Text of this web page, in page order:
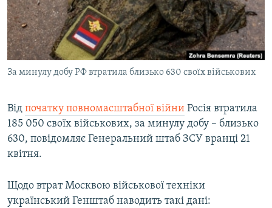
ВІДЕОУРОКИ «ELIFBE»
СВІДЧЕННЯ ОКУПАЦІЇ
УКРАЇНСЬКА ПРОБЛЕМА КРИМУ
ІНФОГРАФІКА
Русский
Qırımtatar
ДОЛУЧАЙСЯ!
Усі сайти RFE/RL
За минулу добу РФ втратила близько 630 своїх військових
Від початку повномасштабної війни Росія втратила
185 050 своїх військових, за минулу добу – близько
630, повідомляє Генеральний штаб ЗСУ вранці 21
квітня.
Щодо втрат Москвою військової техніки
український Генштаб наводить такі дані: